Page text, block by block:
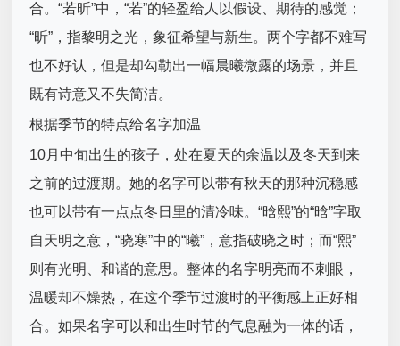
合。“若昕”中，“若”的轻盈给人以假设、期待的感觉；
“昕”，指黎明之光，象征希望与新生。两个字都不难写
也不好认，但是却勾勒出一幅晨曦微露的场景，并且
既有诗意又不失简洁。
根据季节的特点给名字加温
10月中旬出生的孩子，处在夏天的余温以及冬天到来
之前的过渡期。她的名字可以带有秋天的那种沉稳感
也可以带有一点点冬日里的清冷味。“晗熙”的“晗”字取
自天明之意，“晓寒”中的“曦”，意指破晓之时；而“熙”
则有光明、和谐的意思。整体的名字明亮而不刺眼，
温暖却不燥热，在这个季节过渡时的平衡感上正好相
合。如果名字可以和出生时节的气息融为一体的话，